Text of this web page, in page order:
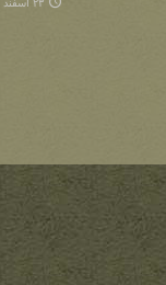
۲۳ اسفند ۱۴۰۱